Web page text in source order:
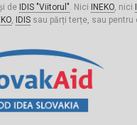
de IDIS "Viitorul". Nici INEKO, nici
, IDISsau părți terțe, sau pentru